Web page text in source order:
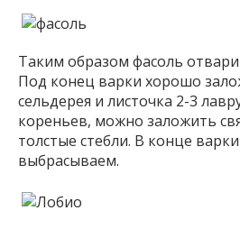
Таким образом фасоль
Под конец варки хорошо
сельдерея и листочка 2-3
кореньев, можно заложить
толстые стебли. В конце
выбрасываем.